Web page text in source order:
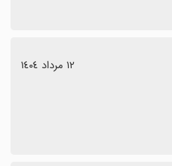
١٢ مرداد ١٤٠٤